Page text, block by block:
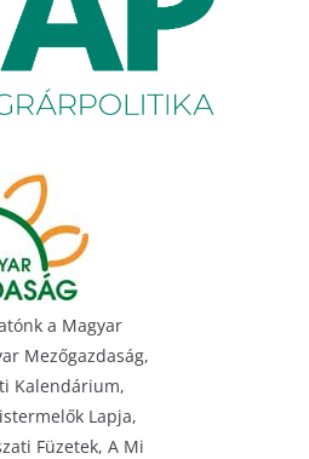
a Magyar
Mezőgazdaság,
Kalendárium,
Lapja,
Füzetek, A Mi